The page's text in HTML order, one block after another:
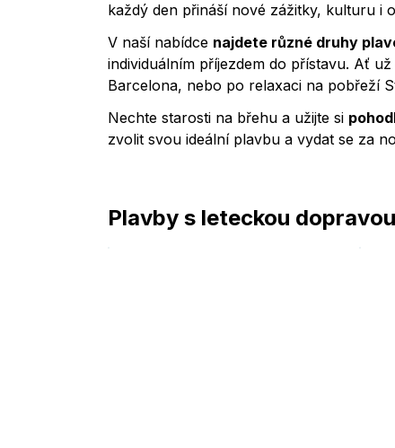
každý den přináší nové zážitky, kulturu i
V naší nabídce najdete různé druhy
individuálním příjezdem do přístavu. Ať
Barcelona, nebo po relaxaci na pobřeží
Nechte starosti na břehu a užijte si
zvolit svou ideální plavbu a vydat se za
Plavby s leteckou dopravou